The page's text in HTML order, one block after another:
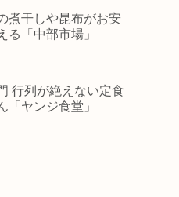
煮干しや昆布がお安
る「中部市場」
行列が絶えない定食
「ヤンジ食堂」